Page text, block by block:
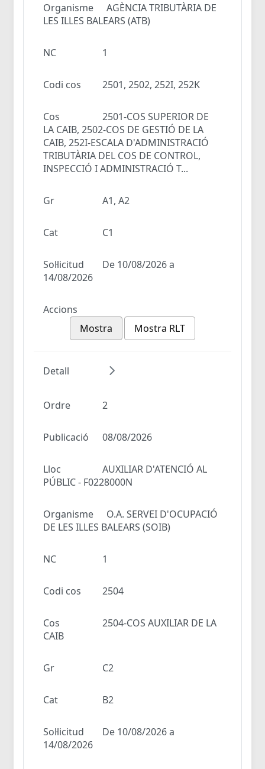
Organisme
AGÈNCIA TRIBUTÀRIA DE
LES ILLES BALEARS (ATB)
NC 1
Codi cos 2501, 2502, 252I, 252K
Cos
2501-COS SUPERIOR DE
LA CAIB, 2502-COS DE GESTIÓ DE LA
CAIB, 252I-ESCALA D'ADMINISTRACIÓ
TRIBUTÀRIA DEL COS DE CONTROL,
INSPECCIÓ I ADMINISTRACIÓ T...
Gr A1, A2
Cat C1
Sol·licitud
De 10/08/2026 a
14/08/2026
Accions
Mostra
Mostra RLT
Detall
Ordre 2
Publicació 08/08/2026
Lloc
AUXILIAR D'ATENCIÓ AL
PÚBLIC - F0228000N
Organisme
O.A. SERVEI D'OCUPACIÓ
DE LES ILLES BALEARS (SOIB)
NC 1
Codi cos 2504
Cos
2504-COS AUXILIAR DE LA
CAIB
Gr C2
Cat B2
Sol·licitud
De 10/08/2026 a
14/08/2026